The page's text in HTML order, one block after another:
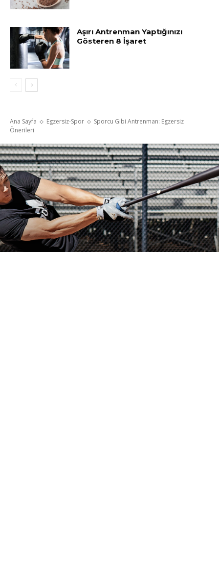
Aşırı Antrenman Yaptığınızı
Gösteren 8 İşaret